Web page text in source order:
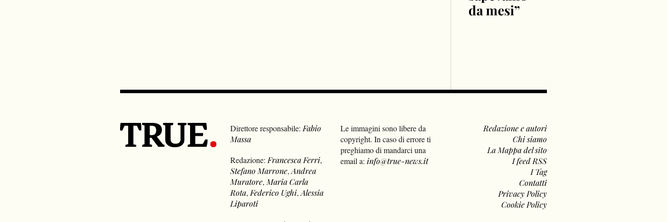
da mesi”
Direttore responsabile: Fabio
Massa
Redazione: Francesca Ferri,
Stefano Marrone,Andrea
Muratore, Maria Carla
Rota, Federico Ughi,Alessia
Liparoti
Le immagini sono libere da
copyright. In caso di errore ti
preghiamo di mandarci una
email a: info@true-news.it
Redazione e autori
Chi siamo
La Mappa del sito
I feed RSS
I Tag
Contatti
Privacy Policy
Cookie Policy